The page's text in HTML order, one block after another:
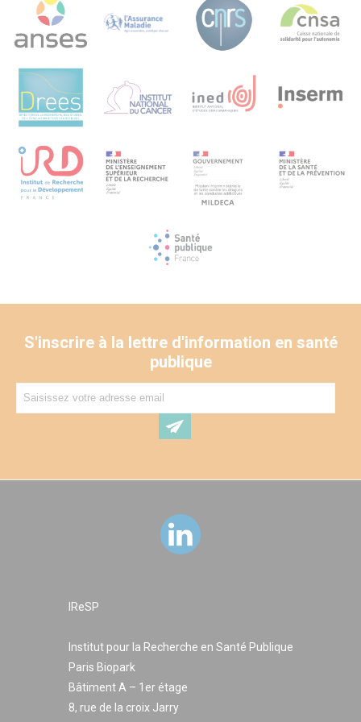
PE, et entre les soignants et les PE au cours d’un parcours
de soins en addictologie, conduira à une meilleure
connaissance du dispositif PE et de la place des PE dans
les trajectoires de soins addictologiques. Un projet de
recherche pourra par la suite être développé, basé sur des
trajectoires patients préalablement identifiées dans la
phase pilote dans un contexte interventionnel.
L’efficacité du dispositif PE pourra ainsi être reconnue dans
la prise en charge des addictions, en complémentarité
avec les soignants. Les interventions des PE permettront
addicts. Les facteurs moteurs d’implémentation seront
identifiés afin d’améliorer la diffusion du dispositif PE à
d’autres centres.
S'inscrire à la lettre d'information en santé
publique
IReSP
Institut pour la Recherche en Santé Publique
Paris Biopark
Bâtiment A – 1er étage
8, rue de la croix Jarry